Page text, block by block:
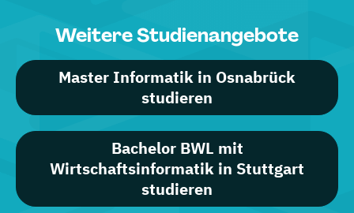
Weitere Studienangebote
Master Informatik in Osnabrück
studieren
Bachelor BWL mit
Wirtschaftsinformatik in Stuttgart
studieren